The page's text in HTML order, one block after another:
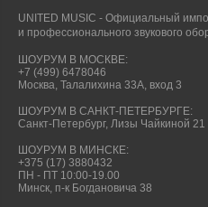
UNITED MUSIC - Официальный
и профессионального звукового
ШОУРУМ В МОСКВЕ:
+7 (499) 6478046
Москва, Талалихина 33А, вход 3
ШОУРУМ В САНКТ-ПЕТЕРБУРГЕ:
Санкт-Петербург, Лизы Чайкиной 21
ШОУРУМ В МИНСКЕ:
+375 (17) 3880432
ПН - ПТ 10:00-19.00
Минск, п-к Богдановича 38